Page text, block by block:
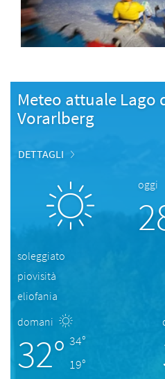
Meteo attuale Lago
Vorarlberg
DETTAGLI
oggi
soleggiato
piovisità
eliofania
domani
32° 34°
19°